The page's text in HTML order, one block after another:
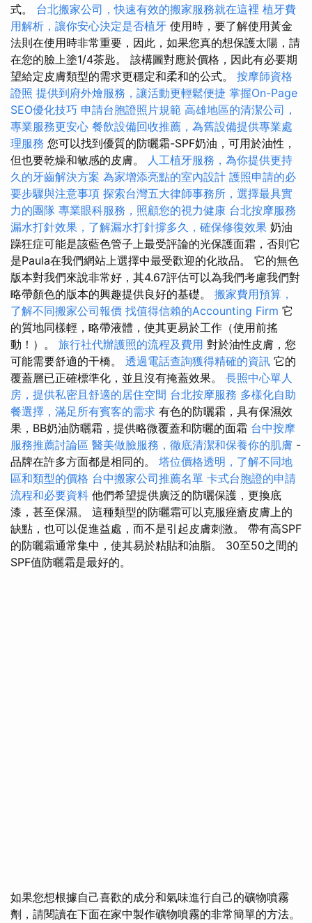
式。 台北搬家公司，快速有效的搬家服務就在這裡 植牙費
用解析，讓你安心決定是否植牙 使用時，要了解使用黃金
法則在使用時非常重要，因此，如果您真的想保護太陽，請
在您的臉上塗1/4茶匙。 該構圖對應於價格，因此有必要期
望給定皮膚類型的需求更穩定和柔和的公式。 按摩師資格
證照 提供到府外燴服務，讓活動更輕鬆便捷 掌握On-Page
SEO優化技巧 申請台胞證照片規範 高雄地區的清潔公司，
專業服務更安心 餐飲設備回收推薦，為舊設備提供專業處
理服務 您可以找到優質的防曬霜-SPF奶油，可用於油性，
但也要乾燥和敏感的皮膚。 人工植牙服務，為你提供更持
久的牙齒解決方案 為家增添亮點的室內設計 護照申請的必
要步驟與注意事項 探索台灣五大律師事務所，選擇最具實
力的團隊 專業眼科服務，照顧您的視力健康 台北按摩服務
漏水打針效果，了解漏水打針撐多久，確保修復效果 奶油
躁狂症可能是該藍色管子上最受評論的光保護面霜，否則它
是Paula在我們網站上選擇中最受歡迎的化妝品。 它的無色
版本對我們來說非常好，其4.67評估可以為我們考慮我們對
略帶顏色的版本的興趣提供良好的基礎。 搬家費用預算，
了解不同搬家公司報價 找值得信賴的Accounting Firm 它
的質地同樣輕，略帶液體，使其更易於工作（使用前搖
動！）。 旅行社代辦護照的流程及費用 對於油性皮膚，您
可能需要舒適的干橋。 透過電話查詢獲得精確的資訊 它的
覆蓋層已正確標準化，並且沒有掩蓋效果。 長照中心單人
房，提供私密且舒適的居住空間 台北按摩服務 多樣化自助
餐選擇，滿足所有賓客的需求 有色的防曬霜，具有保濕效
果，BB奶油防曬霜，提供略微覆蓋和防曬的面霜 台中按摩
服務推薦討論區 醫美做臉服務，徹底清潔和保養你的肌膚 -
品牌在許多方面都是相同的。 塔位價格透明，了解不同地
區和類型的價格 台中搬家公司推薦名單 卡式台胞證的申請
流程和必要資料 他們希望提供廣泛的防曬保護，更換底
漆，甚至保濕。 這種類型的防曬霜可以克服痤瘡皮膚上的
缺點，也可以促進益處，而不是引起皮膚刺激。 帶有高SPF
的防曬霜通常集中，使其易於粘貼和油脂。 30至50之間的
SPF值防曬霜是最好的。
如果您想根據自己喜歡的成分和氣味進行自己的礦物噴霧
劑，請閱讀在下面在家中製作礦物噴霧的非常簡單的方法。